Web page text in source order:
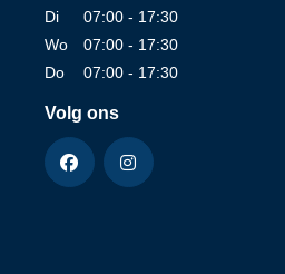
Di
07:00 - 17:30
Wo
07:00 - 17:30
Do
07:00 - 17:30
Volg ons